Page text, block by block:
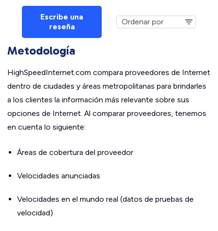
Escribe una
reseña
Metodología
HighSpeedInternet.com compara proveedores de Internet
dentro de ciudades y áreas metropolitanas para brindarles
a los clientes la información más relevante sobre sus
opciones de Internet. Al comparar proveedores, tenemos
en cuenta lo siguiente:
Áreas de cobertura del proveedor
Velocidades anunciadas
Velocidades en el mundo real (datos de pruebas de
velocidad)